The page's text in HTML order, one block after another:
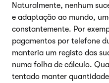
Naturalmente, nenhum
e adaptação ao mundo,
constantemente. Por
pagamentos por telefone
manteria um registo das
numa folha de cálculo.
tentado manter